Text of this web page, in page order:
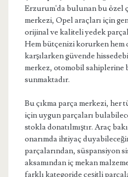
Erzurum'da bulunan bu özel
merkezi, Opel araçları için
orijinal ve kaliteli yedek
Hem bütçenizi korurken hem
karşılarken güvende
merkez, otomobil sahiplerine
sunmaktadır.
Bu çıkma parça merkezi, her
için uygun parçaları
stokla donatılmıştır. Araç
onarımda ihtiyaç
parçalarından, süspansiyon
aksamından iç mekan
farklı kategoride çeşitli